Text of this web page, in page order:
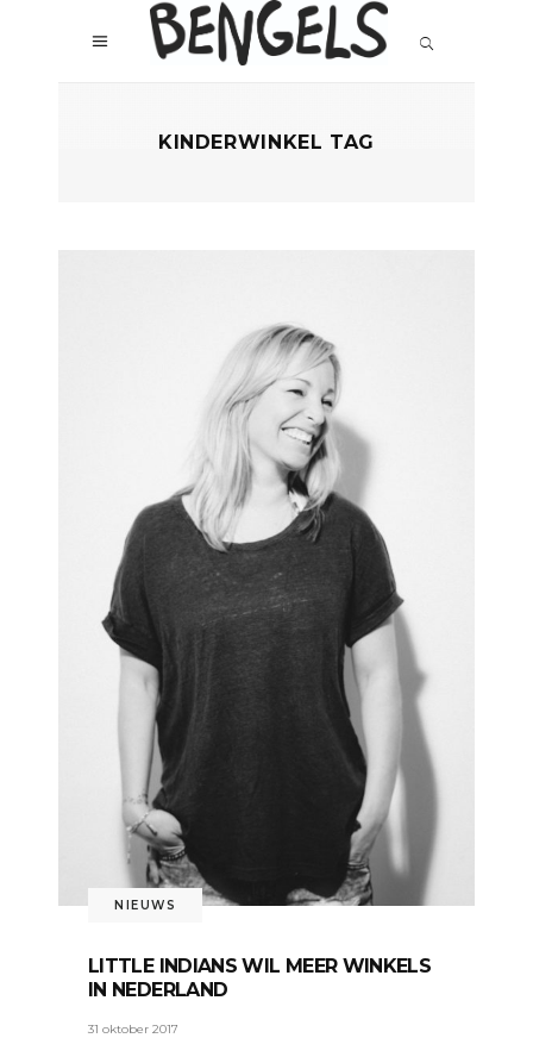
KINDERWINKEL TAG
NIEUWS
LITTLE INDIANS WIL MEER WINKELS
IN NEDERLAND
31 oktober 2017